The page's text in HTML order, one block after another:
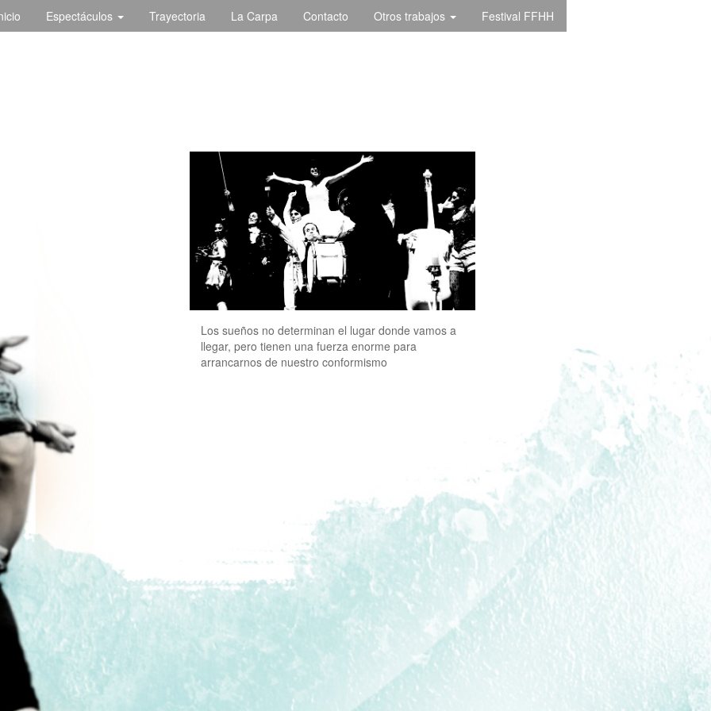
Espectáculos Trayectoria La Carpa Contacto Otros trabajos Festival FFHH
Los sueños no determinan el lugar donde vamos a
llegar, pero tienen una fuerza enorme para
arrancarnos de nuestro conformismo